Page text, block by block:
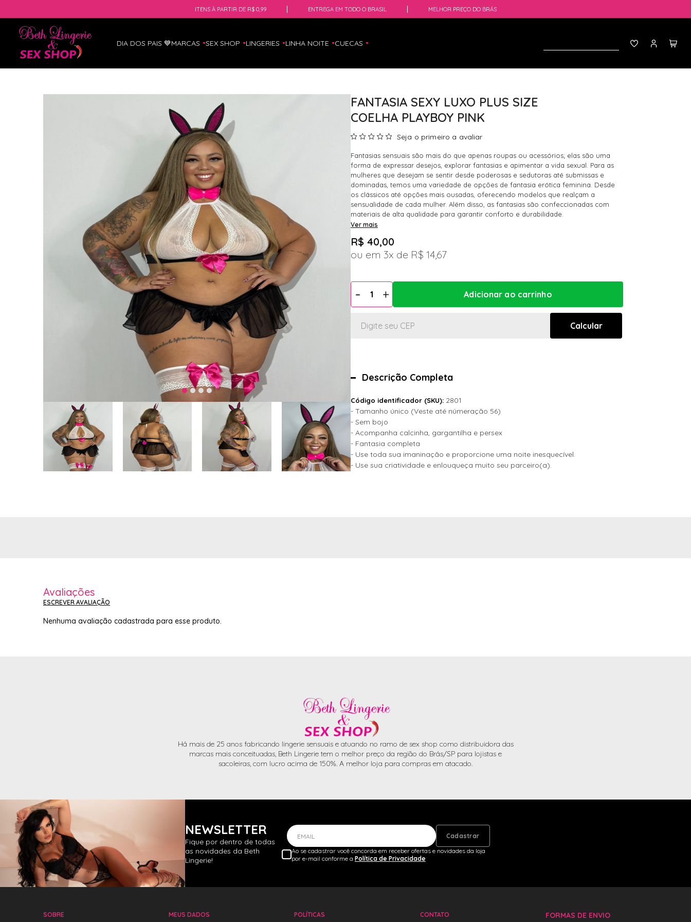
ITENS À PARTIR DE R$ 0,99 ENTREGA EM TODO O BRASIL MELHOR PREÇO DO BRÁS
DIA DOS PAIS 💙MARCAS SEX SHOP LINGERIES LINHA NOITE CUECAS
FANTASIA SEXY LUXO PLUS SIZE
COELHA PLAYBOY PINK
Seja o primeiro a avaliar
Fantasias sensuais são mais do que apenas roupas ou acessórios; elas são uma
forma de expressar desejos, explorar fantasias e apimentar a vida sexual. Para as
mulheres que desejam se sentir desde poderosas e sedutoras até submissas e
dominadas, temos uma variedade de opções de fantasia erótica feminina. Desde
os clássicos até opções mais ousadas, oferecendo modelos que realçam a
sensualidade de cada mulher. Além disso, as fantasias são confeccionadas com
materiais de alta qualidade para garantir conforto e durabilidade.
Ver mais
R$ 40,00
3x
R$ 14,67
Descrição Completa
Código identificador (SKU): 2801
- Tamanho único (Veste até númeração 56)
- Sem bojo
- Acompanha calcinha, gargantilha e persex
- Fantasia completa
- Use toda sua imaninação e proporcione uma noite inesquecível.
- Use sua criatividade e enlouqueça muito seu parceiro(a).
Avaliações
ESCREVER AVALIAÇÃO
Nenhuma avaliação cadastrada para esse produto.
Há mais de 25 anos fabricando lingerie sensuais e atuando no ramo de sex shop como distribuidora das
marcas mais conceituadas, Beth Lingerie tem o melhor preço da região do Brás/SP para lojistas e
sacoleiras, com lucro acima de 150%. A melhor loja para compras em atacado.
NEWSLETTER
Fique por dentro de todas
as novidades da Beth
Lingerie!
EMAIL
Cadastrar
Ao se cadastrar você concorda em receber ofertas e novidades da loja
por e-mail conforme a Política de Privacidade
SOBRE MEUS DADOS POLÍTICAS CONTATO FORMAS DE ENVIO